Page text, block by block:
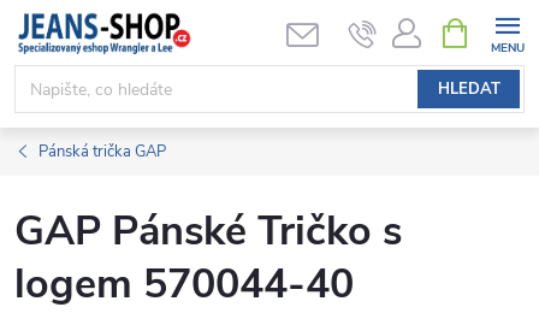
Přejít
obsah
HLEDAT
NÁKUPNÍ
KOŠÍK
Pánská trička GAP
GAP Pánské Tričko s
logem 570044-40